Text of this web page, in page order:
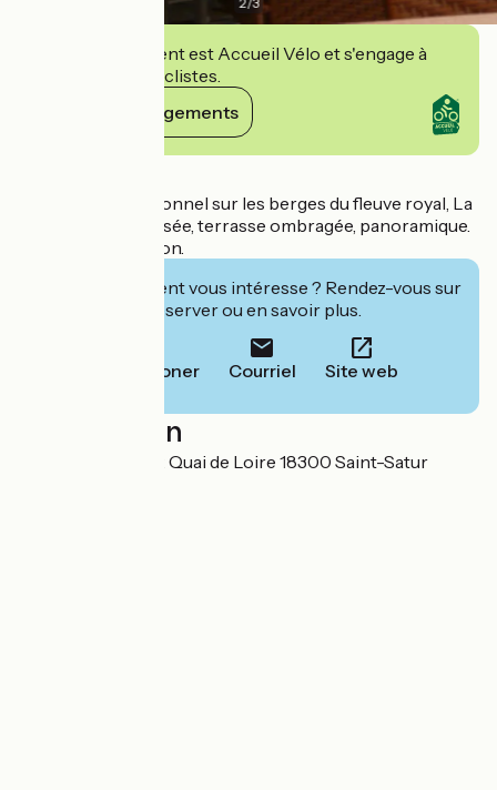
Cet établissement est Accueil Vélo et s'engage à
accueillir des cyclistes.
Voir ses engagements
Restaurant traditionnel sur les berges du fleuve royal, La
Loire. Salle climatisée, terrasse ombragée, panoramique.
Cuisine faite maison.
Cet établissement vous intéresse ? Rendez-vous sur
leur site pour réserver ou en savoir plus.
Téléphoner Courriel Site web
Localisation
Le Bord de Loire 2 Quai de Loire 18300 Saint-Satur